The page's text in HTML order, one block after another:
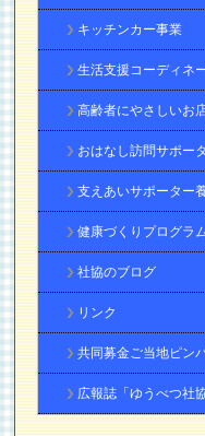
キッチンカー事業
生活支援コーディネ
高齢者にやさしいお
おはなし訪問サポー
支えあいサポーター
健康づくりプログラ
社協のブログ
リンク
共同募金ご当地ピン
広報誌「ゆうべつ社